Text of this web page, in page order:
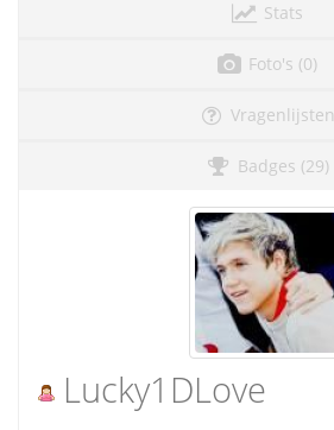
Stats
Foto's (0)
Vragenlijsten
Badges (29)
Lucky1DLove